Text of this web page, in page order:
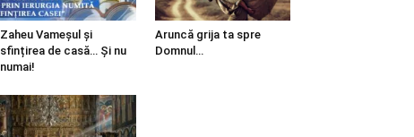
Zaheu Vameșul și
sfințirea de casă… Și nu
numai!
Aruncă grija ta spre
Domnul…